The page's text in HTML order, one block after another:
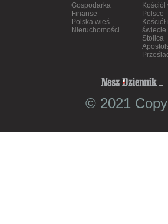
Gospodarka
Finanse
Polska wieś
Nieruchomości
Kościół
Polsce
Kościół
świecie
Stolica
© 2021